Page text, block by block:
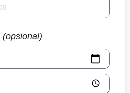
(opsional)